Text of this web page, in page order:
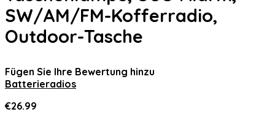
SW/AM/FM-Kofferradio,
Outdoor-Tasche
Fügen Sie Ihre Bewertung hinzu
Batterieradios
€26.99